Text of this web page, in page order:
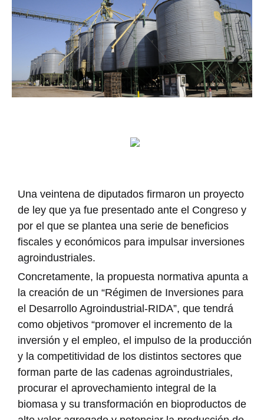
Una veintena de diputados firmaron un proyecto
de ley que ya fue presentado ante el Congreso y
por el que se plantea una serie de beneficios
fiscales y económicos para impulsar inversiones
agroindustriales.
Concretamente, la propuesta normativa apunta a
la creación de un “Régimen de Inversiones para
el Desarrollo Agroindustrial-RIDA”, que tendrá
como objetivos “promover el incremento de la
inversión y el empleo, el impulso de la producción
y la competitividad de los distintos sectores que
forman parte de las cadenas agroindustriales,
procurar el aprovechamiento integral de la
biomasa y su transformación en bioproductos de